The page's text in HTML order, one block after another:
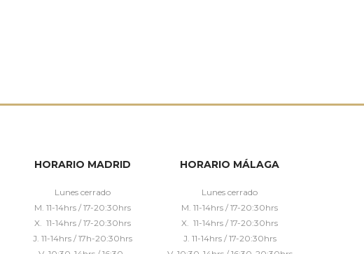
HORARIO MADRID
Lunes cerrado
M. 11-14hrs / 17-20:30hrs
X. 11-14hrs / 17-20:30hrs
J. 11-14hrs / 17h-20:30hrs
HORARIO MÁLAGA
Lunes cerrado
M. 11-14hrs / 17-20:30hrs
X. 11-14hrs / 17-20:30hrs
J. 11-14hrs / 17-20:30hrs